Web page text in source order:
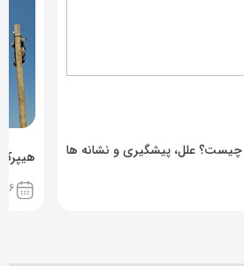
چیست؟ علل، پیشگیری و نشانه ها
1166